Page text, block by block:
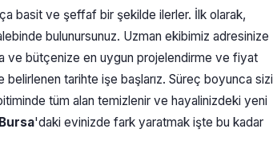
basit ve şeffaf bir şekilde ilerler. İlk olarak,
bulunursunuz. Uzman ekibimiz adresinize
ve bütçenize en uygun projelendirme ve fiyat
belirlenen tarihte işe başlarız. Süreç boyunca sizi
bitiminde tüm alan temizlenir ve hayalinizdeki yeni
Bursa'daki evinizde fark yaratmak işte bu kadar